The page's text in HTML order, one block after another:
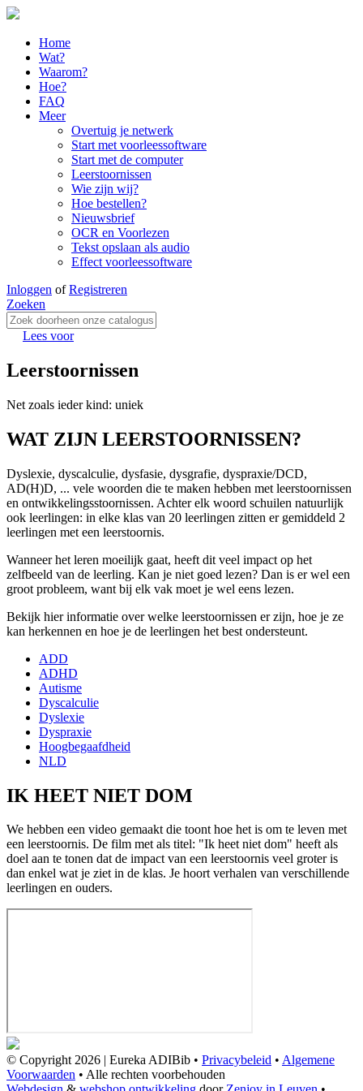
Home
Wat?
Waarom?
Hoe?
FAQ
Meer
Overtuig je netwerk
Start met voorleessoftware
Start met de computer
Leerstoornissen
Wie zijn wij?
Hoe bestellen?
Nieuwsbrief
OCR en Voorlezen
Tekst opslaan als audio
Effect voorleessoftware
Inloggen ofRegistreren
Zoeken
Lees voor
Leerstoornissen
Net zoals ieder kind: uniek
WAT ZIJN LEERSTOORNISSEN?
Dyslexie, dyscalculie, dysfasie, dysgrafie, dyspraxie/DCD,
AD(H)D, ... vele woorden die te maken hebben met leerstoornissen
en ontwikkelingsstoornissen. Achter elk woord schuilen natuurlijk
ook leerlingen: in elke klas van 20 leerlingen zitten er gemiddeld 2
leerlingen met een leerstoornis.
Wanneer het leren moeilijk gaat, heeft dit veel impact op het
zelfbeeld van de leerling. Kan je niet goed lezen? Dan is er wel een
groot probleem, want bij elk vak moet je wel eens lezen.
Bekijk hier informatie over welke leerstoornissen er zijn, hoe je ze
kan herkennen en hoe je de leerlingen het best ondersteunt.
ADD
ADHD
Autisme
Dyscalculie
Dyslexie
Dyspraxie
Hoogbegaafdheid
NLD
IK HEET NIET DOM
We hebben een video gemaakt die toont hoe het is om te leven met
een leerstoornis. De film met als titel: "Ik heet niet dom" heeft als
doel aan te tonen dat de impact van een leerstoornis veel groter is
dan enkel wat je ziet in de klas. Je hoort verhalen van verschillende
leerlingen en ouders.
© Copyright 2026 | Eureka ADIBib • Privacybeleid • Algemene
Voorwaarden • Alle rechten voorbehouden